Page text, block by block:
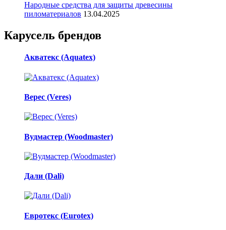
Народные средства для защиты древесины
пиломатериалов 13.04.2025
Карусель брендов
Акватекс (Aquatex)
Верес (Veres)
Вудмастер (Woodmaster)
Дали (Dali)
Евротекс (Eurotex)